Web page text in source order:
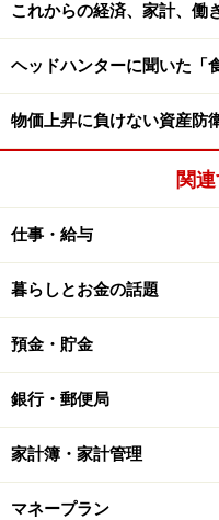
これからの経済、家計、働
ヘッドハンターに聞いた「
物価上昇に負けない資産防
関
仕事・給与
暮らしとお金の話題
預金・貯金
銀行・郵便局
家計簿・家計管理
マネープラン